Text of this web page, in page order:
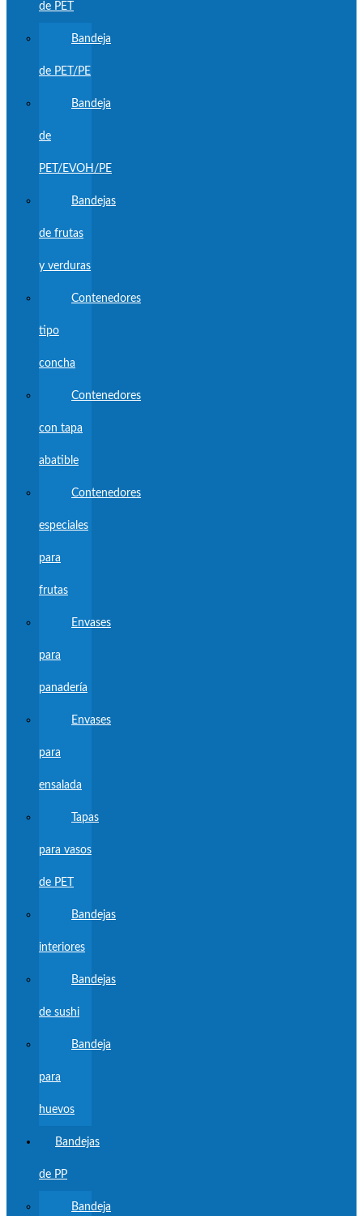
de PET
Bandeja
de PET/PE
Bandeja
de
PET/EVOH/PE
Bandejas
de frutas
y verduras
Contenedores
tipo
concha
Contenedores
con tapa
abatible
Contenedores
especiales
para
frutas
Envases
para
panadería
Envases
para
ensalada
Tapas
para vasos
de PET
Bandejas
interiores
Bandejas
de sushi
Bandeja
para
huevos
Bandejas
de PP
Bandeja